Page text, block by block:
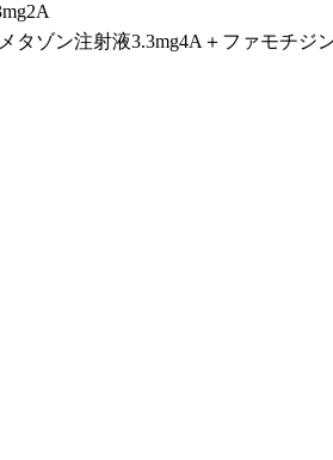
ゾン注射液3.3mg4A＋ファモチジ